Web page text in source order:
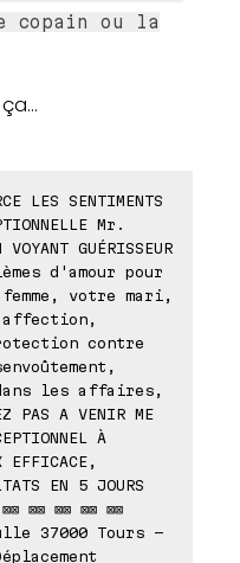
copain ou la
LES SENTIMENTS
Mr.
VOYANT GUÉRISSEUR
d'amour pour
votre mari,
contre
les affaires,
PAS A VENIR ME
À
EFFICACE,
EN 5 JOURS
⊠⊠ ⊠⊠ ⊠⊠ ⊠⊠ ⊠⊠
37000 Tours -